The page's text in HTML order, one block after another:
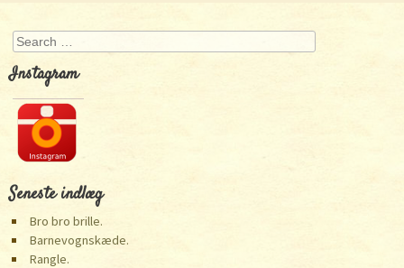
Post navigation
Search
Instagram
Seneste indlæg
Bro bro brille.
Barnevognskæde.
Rangle.